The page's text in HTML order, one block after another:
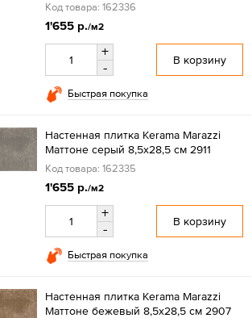
Код товара: 162336
1'655 р./м2
+
-
В корзину
Быстрая покупка
Настенная плитка Kerama Marazzi
Маттоне серый 8,5х28,5 см 2911
Код товара: 162335
1'655 р./м2
+
-
В корзину
Быстрая покупка
Настенная плитка Kerama Marazzi
Маттоне бежевый 8,5х28,5 см 2907